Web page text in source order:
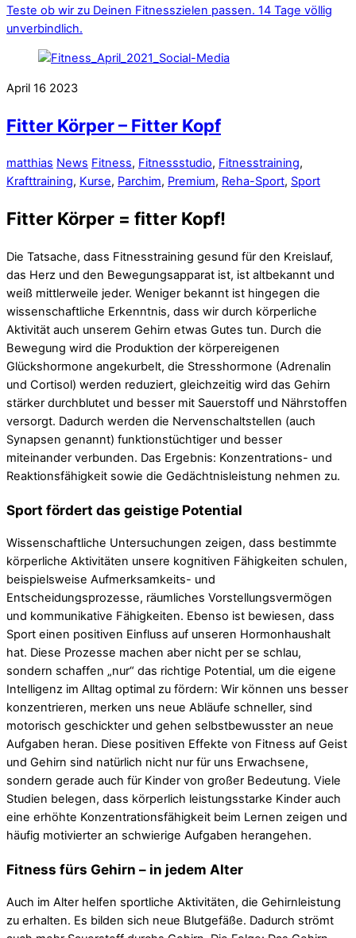
Teste ob wir zu Deinen Fitnesszielen passen. 14 Tage völlig
unverbindlich.
April 16 2023
Fitter Körper – Fitter Kopf
matthias News Fitness, Fitnessstudio, Fitnesstraining,
Krafttraining, Kurse, Parchim, Premium, Reha-Sport, Sport
Fitter Körper = fitter Kopf!
Die Tatsache, dass Fitnesstraining gesund für den Kreislauf,
das Herz und den Bewegungsapparat ist, ist altbekannt und
weiß mittlerweile jeder. Weniger bekannt ist hingegen die
wissenschaftliche Erkenntnis, dass wir durch körperliche
Aktivität auch unserem Gehirn etwas Gutes tun. Durch die
Bewegung wird die Produktion der körpereigenen
Glückshormone angekurbelt, die Stresshormone (Adrenalin
und Cortisol) werden reduziert, gleichzeitig wird das Gehirn
stärker durchblutet und besser mit Sauerstoff und Nährstoffen
versorgt. Dadurch werden die Nervenschaltstellen (auch
Synapsen genannt) funktionstüchtiger und besser
miteinander verbunden. Das Ergebnis: Konzentrations- und
Reaktionsfähigkeit sowie die Gedächtnisleistung nehmen zu.
Sport fördert das geistige Potential
Wissenschaftliche Untersuchungen zeigen, dass bestimmte
körperliche Aktivitäten unsere kognitiven Fähigkeiten schulen,
beispielsweise Aufmerksamkeits- und
Entscheidungsprozesse, räumliches Vorstellungsvermögen
und kommunikative Fähigkeiten. Ebenso ist bewiesen, dass
Sport einen positiven Einfluss auf unseren Hormonhaushalt
hat. Diese Prozesse machen aber nicht per se schlau,
sondern schaffen „nur“ das richtige Potential, um die eigene
Intelligenz im Alltag optimal zu fördern: Wir können uns besser
konzentrieren, merken uns neue Abläufe schneller, sind
motorisch geschickter und gehen selbstbewusster an neue
Aufgaben heran. Diese positiven Effekte von Fitness auf Geist
und Gehirn sind natürlich nicht nur für uns Erwachsene,
sondern gerade auch für Kinder von großer Bedeutung. Viele
Studien belegen, dass körperlich leistungsstarke Kinder auch
eine erhöhte Konzentrationsfähigkeit beim Lernen zeigen und
häufig motivierter an schwierige Aufgaben herangehen.
Fitness fürs Gehirn – in jedem Alter
Auch im Alter helfen sportliche Aktivitäten, die Gehirnleistung
zu erhalten. Es bilden sich neue Blutgefäße. Dadurch strömt